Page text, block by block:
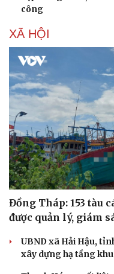
Du lịch
Tư vấn
Săn Tour
check-in
công
XÃ HỘI
Đồng Tháp: 153 tàu
được quản lý, giám
UBND xã Hải Hậu,
xây dựng hạ tầng